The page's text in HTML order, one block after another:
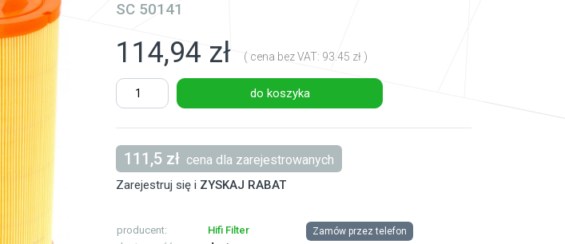
SC 50141
114,94 zł ( cena bez VAT: 93.45 zł )
do koszyka
111,5 zł cena dla zarejestrowanych
Zarejestruj się i ZYSKAJ RABAT
producent:
Hifi Filter
Zamów przez telefon